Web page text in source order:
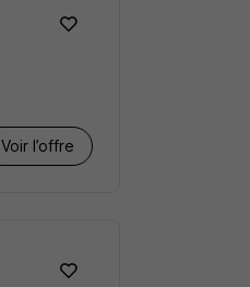
Voir l’offre